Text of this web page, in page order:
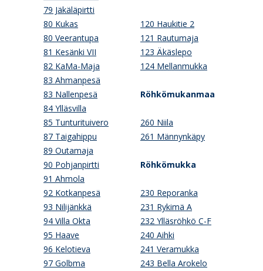
79 Jäkäläpirtti
80 Kukas
80 Veerantupa
81 Kesänki VII
82 KaMa-Maja
83 Ahmanpesä
83 Nallenpesä
84 Ylläsvilla
85 Tunturituivero
87 Taigahippu
89 Outamaja
90 Pohjanpirtti
91 Ahmola
92 Kotkanpesä
93 Nilijänkkä
94 Villa Okta
95 Haave
96 Kelotieva
97 Golbma
120 Haukitie 2
121 Rautumaja
123 Äkäslepo
124 Mellanmukka
Röhkömukanmaa
260 Niila
261 Männynkäpy
Röhkömukka
230 Reporanka
231 Rykimä A
232 Ylläsröhkö C-F
240 Aihki
241 Veramukka
243 Bella Arokelo